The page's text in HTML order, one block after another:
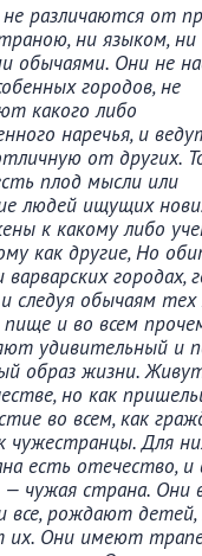
различаются от
ни языком, ни
обычаями. Они не
городов, не
какого либо
наречья, и
от других.
плод мысли или
людей ищущих
к какому либо
как другие, Но
варварских городах,
и следуя обычаям
и во всем
удивительный и
образ жизни.
но как
во всем, как
Для
есть отечество, и
чужая страна. Они
все, рождают
их. Они имеют